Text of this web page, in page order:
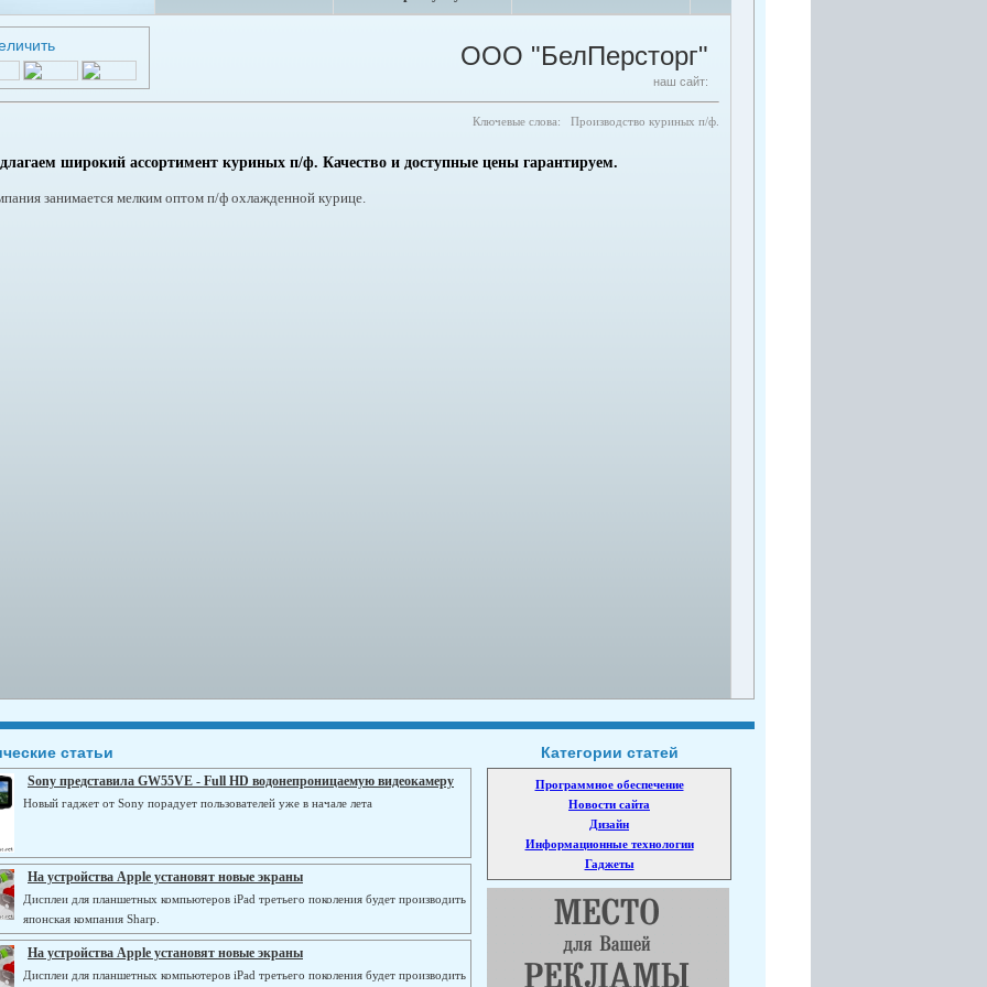
ООО "БелПерсторг"
наш сайт:
Ключевые слова: Производство куриных п/ф.
широкий ассортимент куриных п/ф. Качество и доступные цены гарантируем.
занимается мелким оптом п/ф охлажденной курице.
статьи
Sony представила GW55VE - Full HD водонепроницаемую видеокамеру
Новый гаджет от Sony порадует пользователей уже в начале лета
На устройства Apple установят новые экраны
Дисплеи для планшетных компьютеров iPad третьего поколения будет производить
японская компания Sharp.
На устройства Apple установят новые экраны
Дисплеи для планшетных компьютеров iPad третьего поколения будет производить
Категории статей
Программное обеспечение
Новости сайта
Дизайн
Информационные технологии
Гаджеты